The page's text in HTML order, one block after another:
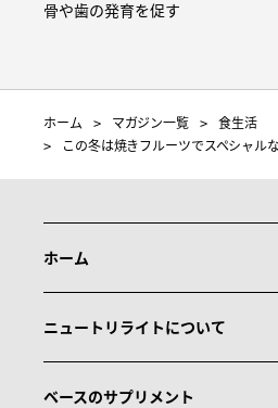
骨や歯の発育を促す
ホーム マガジン一覧
食生活
この冬は焼きフルーツでスペシャル
ホーム
ニュートリライトについて
ベースのサプリメント